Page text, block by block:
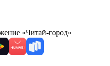
«Читай-город»